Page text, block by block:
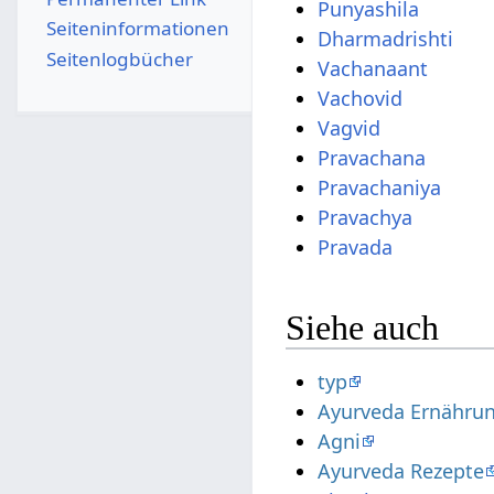
Punyashila
Dharmadrishti
Vachanaant
Vachovid
Vagvid
Pravachana
Pravachaniya
Pravachya
Pravada
Siehe auch
typ
Ayurveda
Agni
Ayurveda Rezepte
Seiten­­informationen
Seitenlogbücher